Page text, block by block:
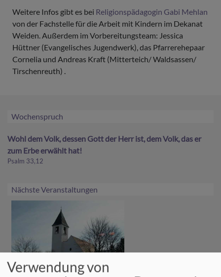
Weitere Infos gibt es bei Religionspädagogin Gabi Mehlan
von der Fachstelle für die Arbeit mit Kindern im Dekanat
Weiden. Außerdem im Vorbereitungsteam: Jessica
Hüttner (Evangelisches Jugendwerk), das Pfarrerehepaar
Cornelia und Andreas Kraft (Mitterteich/ Waldsassen/
Tirschenreuth) .
Wochenspruch
Wohl dem Volk, dessen Gott der Herr ist, dem Volk, das er
zum Erbe erwählt hat!
Psalm 33,12
Nächste Veranstaltungen
Verwendung von